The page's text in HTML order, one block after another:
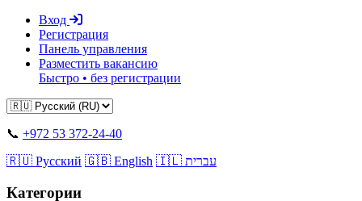
Вход
Регистрация
Панель управления
Разместить вакансию
Быстро • без регистрации
📞 +972 53 372-24-40
🇷🇺 Русский 🇬🇧 English 🇮🇱 עברית
Категории